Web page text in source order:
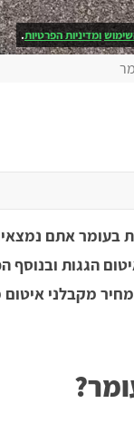
ומדיניות הפרטיות.
בעומר אתם
הגגות
מקבלני